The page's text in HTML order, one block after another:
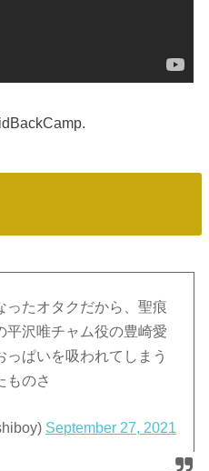
ったオタクだから、聖痕
沢唯チャム役の豊崎愛
ぱいを吸われてしまう
ものさ
September 27, 2021